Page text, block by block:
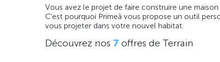
Vous avez le projet de faire construire une
C'est pourquoi Primeâ vous propose un outil
vous projeter dans votre nouvel habitat.
Découvrez nos 7 offres de Terrain